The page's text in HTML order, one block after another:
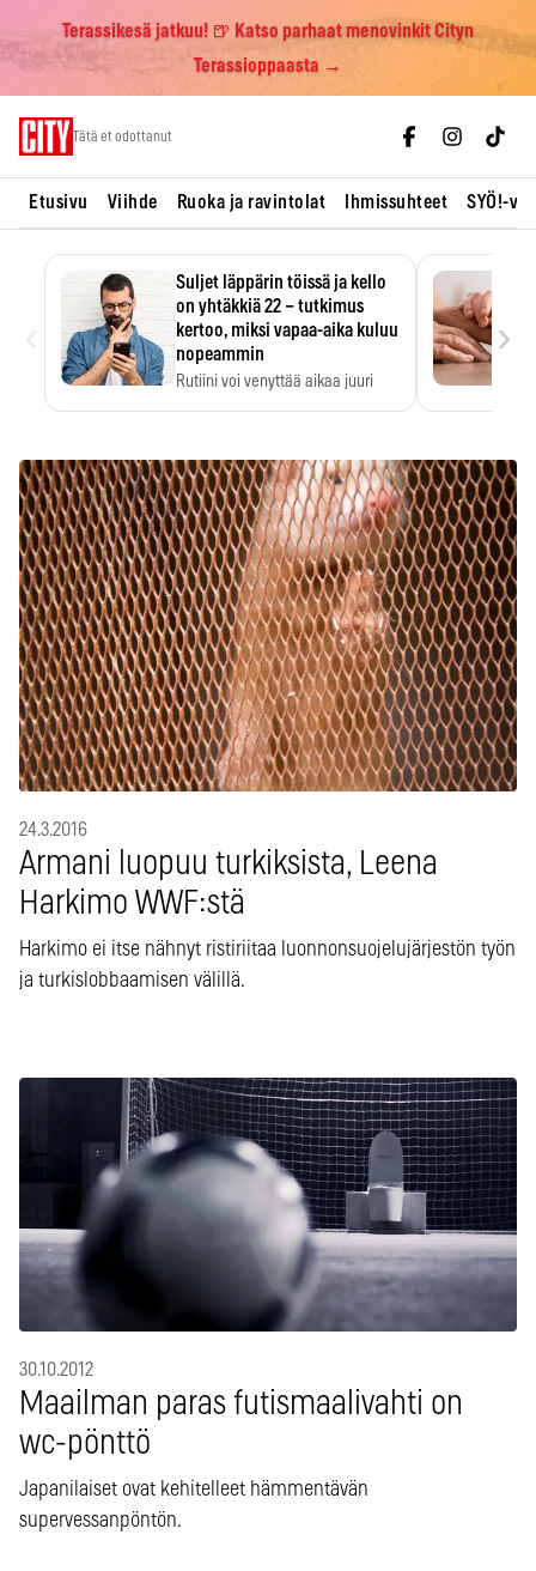
Terassikesä jatkuu! 🍺 Katso parhaat menovinkit Cityn
Terassioppaasta →
Tätä et odottanut
Etusivu Viihde Ruoka ja ravintolat Ihmissuhteet SYÖ!-
Suljet läppärin töissä ja kello
on yhtäkkiä 22 – tutkimus
kertoo, miksi vapaa-aika kuluu
nopeammin
Rutiini voi venyttää aikaa juuri
›
24.3.2016
Armani luopuu turkiksista, Leena
Harkimo WWF:stä
Harkimo ei itse nähnyt ristiriitaa luonnonsuojelujärjestön työn
ja turkislobbaamisen välillä.
30.10.2012
Maailman paras futismaalivahti on
wc-pönttö
Japanilaiset ovat kehitelleet hämmentävän
supervessanpöntön.